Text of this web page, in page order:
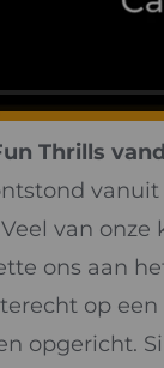
Thrills
van
ons aan
op
opgericht.